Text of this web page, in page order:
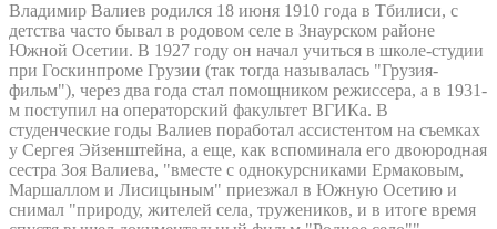
Владимир Валиев родился 18 июня 1910 года в Тбилиси, с
детства часто бывал в родовом селе в Знаурском районе
Южной Осетии. В 1927 году он начал учиться в школе-студии
при Госкинпроме Грузии (так тогда называлась "Грузия-
фильм"), через два года стал помощником режиссера, а в 1931-
м поступил на операторский факультет ВГИКа. В
студенческие годы Валиев поработал ассистентом на съемках
у Сергея Эйзенштейна, а еще, как вспоминала его двоюродная
сестра Зоя Валиева, "вместе с однокурсниками Ермаковым,
Маршаллом и Лисицыным" приезжал в Южную Осетию и
снимал "природу, жителей села, тружеников, и в итоге время